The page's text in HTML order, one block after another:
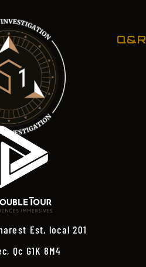
Q&R
Est, local 201
Qc G1K 8M4